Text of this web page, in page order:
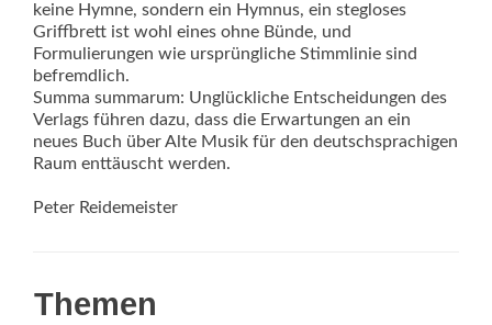
keine Hymne, sondern ein Hymnus, ein stegloses
Griffbrett ist wohl eines ohne Bünde, und
Formulierungen wie ursprüngliche Stimmlinie sind
befremdlich.
Summa summarum: Unglück­liche Entscheidungen des
Verlags führen dazu, dass die Erwartungen an ein
neues Buch über Alte Musik für den deutschsprachigen
Raum enttäuscht werden.
Peter Reidemeister
Themen